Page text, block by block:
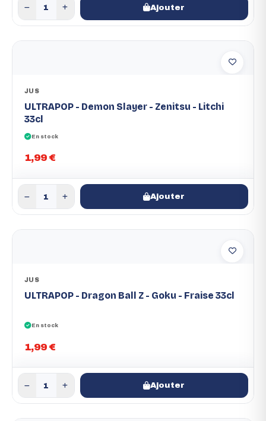
Ajouter
JUS
ULTRAPOP - Demon Slayer - Zenitsu - Litchi
33cl
En stock
1,99 €
Ajouter
JUS
ULTRAPOP - Dragon Ball Z - Goku - Fraise 33cl
En stock
1,99 €
Ajouter